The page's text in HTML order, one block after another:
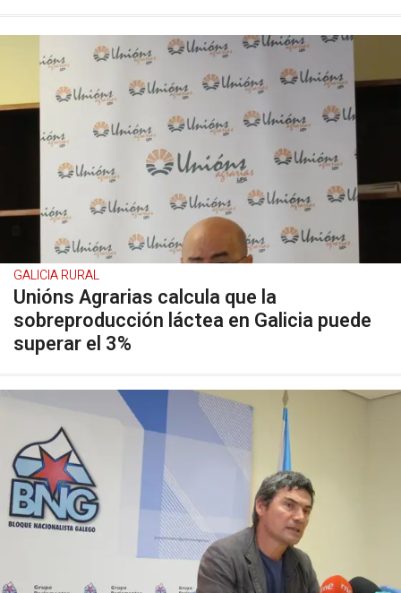
GALICIA RURAL
Unións Agrarias calcula que la
sobreproducción láctea en Galicia puede
superar el 3%